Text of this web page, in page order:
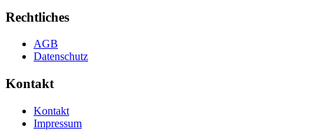
Rechtliches
AGB
Datenschutz
Kontakt
Kontakt
Impressum